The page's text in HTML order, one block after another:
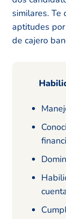
similares. Te
aptitudes
de cajero